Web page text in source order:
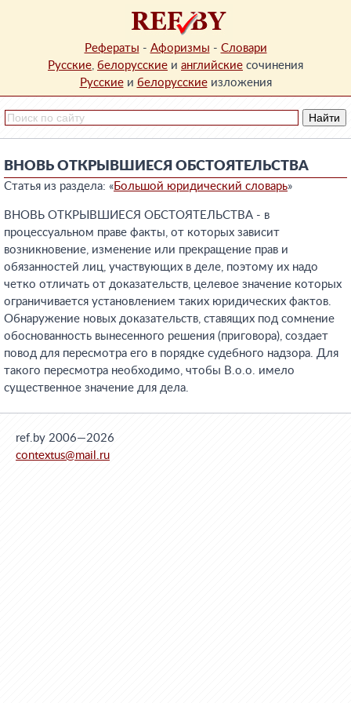
Рефераты - Афоризмы - Словари
Русские, белорусские и английские сочинения
Русскиеи белорусскиеизложения
ВНОВЬ ОТКРЫВШИЕСЯ ОБСТОЯТЕЛЬСТВА
Статья из раздела: «Большой юридический словарь»
ВНОВЬ ОТКРЫВШИЕСЯ ОБСТОЯТЕЛЬСТВА - в
процессуальном праве факты, от которых зависит
возникновение, изменение или прекращение прав и
обязанностей лиц, участвующих в деле, поэтому их надо
четко отличать от доказательств, целевое значение которых
ограничивается установлением таких юридических фактов.
Обнаружение новых доказательств, ставящих под сомнение
обоснованность вынесенного решения (приговора), создает
повод для пересмотра его в порядке судебного надзора. Для
такого пересмотра необходимо, чтобы В.о.о. имело
существенное значение для дела.
ref.by 2006—2026
contextus@mail.ru